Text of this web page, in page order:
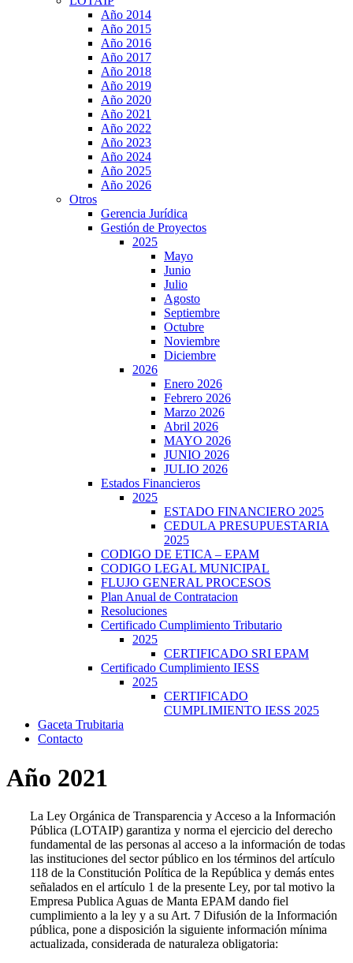
Año 2014
Año 2015
Año 2016
Año 2017
Año 2018
Año 2019
Año 2020
Año 2021
Año 2022
Año 2023
Año 2024
Año 2025
Año 2026
Otros
Gerencia Jurídica
Gestión de Proyectos
2025
Mayo
Junio
Julio
Agosto
Septiembre
Octubre
Noviembre
Diciembre
2026
Enero 2026
Febrero 2026
Marzo 2026
Abril 2026
MAYO 2026
JUNIO 2026
JULIO 2026
Estados Financieros
2025
ESTADO FINANCIERO 2025
CEDULA PRESUPUESTARIA
2025
CODIGO DE ETICA – EPAM
CODIGO LEGAL MUNICIPAL
FLUJO GENERAL PROCESOS
Plan Anual de Contratacion
Resoluciones
Certificado Cumplimiento Tributario
2025
CERTIFICADO SRI EPAM
Certificado Cumplimiento IESS
2025
CERTIFICADO
CUMPLIMIENTO IESS 2025
Gaceta Trubitaria
Contacto
Año 2021
La Ley Orgánica de Transparencia y Acceso a la Información
Pública (LOTAIP) garantiza y norma el ejercicio del derecho
fundamental de las personas al acceso a la información de todas
las instituciones del sector público en los términos del artículo
118 de la Constitución Política de la República y demás entes
señalados en el artículo 1 de la presente Ley, por tal motivo la
Empresa Publica Aguas de Manta EPAM dando fiel
cumplimiento a la ley y a su Art. 7 Difusión de la Información
pública, pone a disposición la siguiente información mínima
actualizada, considerada de naturaleza obligatoria: